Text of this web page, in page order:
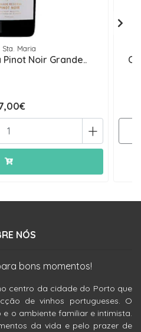
Sta. Maria
Noir Grande..
+
NÓS
bons momentos!
centro da cidade do Porto que
de vinhos portugueses. O
o ambiente familiar e intimista.
da vida e pelo prazer de